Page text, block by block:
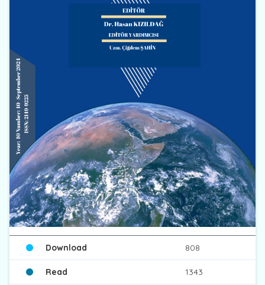
Download 808
Read 1343